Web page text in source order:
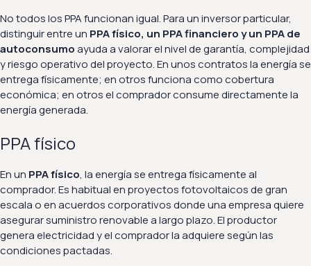
No todos los PPA funcionan igual. Para un inversor particular,
distinguir entre un PPA físico, un PPA financiero y un PPA de
autoconsumoayuda a valorar el nivel de garantía, complejidad
y riesgo operativo del proyecto. En unos contratos la energía se
entrega físicamente; en otros funciona como cobertura
económica; en otros el comprador consume directamente la
energía generada.
PPA físico
En un PPA físico, la energía se entrega físicamente al
comprador. Es habitual en proyectos fotovoltaicos de gran
escala o en acuerdos corporativos donde una empresa quiere
asegurar suministro renovable a largo plazo. El productor
genera electricidad y el comprador la adquiere según las
condiciones pactadas.